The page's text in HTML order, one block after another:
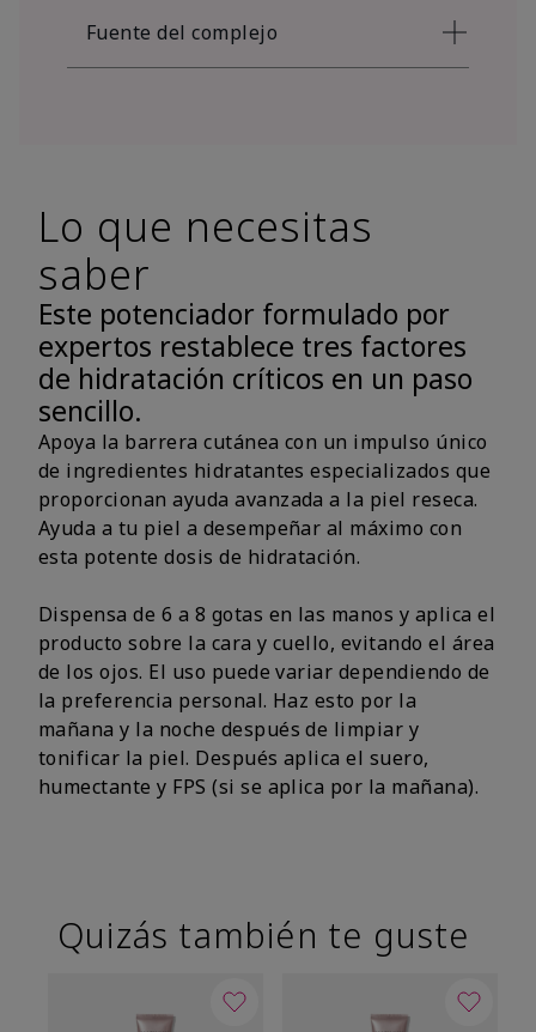
Fuente del complejo
Lo que necesitas
saber
Este potenciador formulado por
expertos restablece tres factores
de hidratación críticos en un paso
sencillo.
Apoya la barrera cutánea con un impulso único
de ingredientes hidratantes especializados que
proporcionan ayuda avanzada a la piel reseca.
Ayuda a tu piel a desempeñar al máximo con
esta potente dosis de hidratación.
Dispensa de 6 a 8 gotas en las manos y aplica el
producto sobre la cara y cuello, evitando el área
de los ojos. El uso puede variar dependiendo de
la preferencia personal. Haz esto por la
mañana y la noche después de limpiar y
tonificar la piel. Después aplica el suero,
humectante y FPS (si se aplica por la mañana).
Quizás también te guste